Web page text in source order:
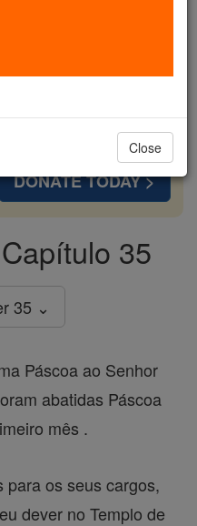
and Christ.
gave just $5 — the
Be Catholic. Stand
DONATE TODAY >
35
35 ⌄
Páscoa ao Senhor
abatidas Páscoa
mês .
para os seus cargos,
dever no Templo de
Close